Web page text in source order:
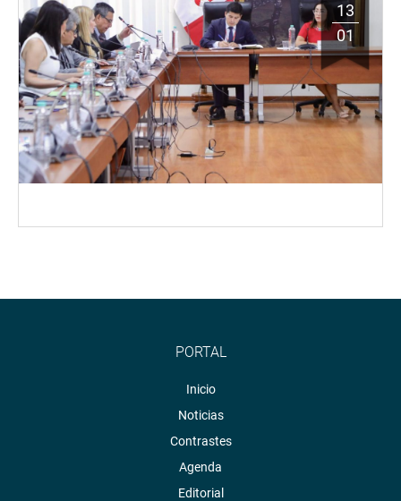
13
01
PORTAL
Inicio
Noticias
Contrastes
Agenda
Editorial